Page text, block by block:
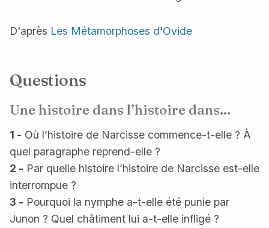
D'après Les Métamorphoses d'Ovide
Questions
Une histoire dans l’histoire dans...
1 - Où l’histoire de Narcisse commence-t-elle ? À
quel paragraphe reprend-elle ?
2 - Par quelle histoire l’histoire de Narcisse est-elle
interrompue ?
3 - Pourquoi la nymphe a-t-elle été punie par
Junon ? Quel châtiment lui a-t-elle infligé ?